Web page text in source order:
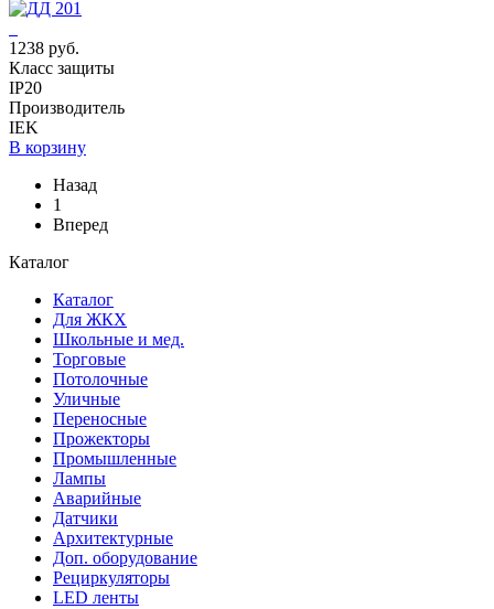
1238 руб.
Класс защиты
IP20
Производитель
IEK
В корзину
Назад
1
Вперед
Каталог
Каталог
Для ЖКХ
Школьные и мед.
Торговые
Потолочные
Уличные
Переносные
Прожекторы
Промышленные
Лампы
Аварийные
Датчики
Архитектурные
Доп. оборудование
Рециркуляторы
LED ленты